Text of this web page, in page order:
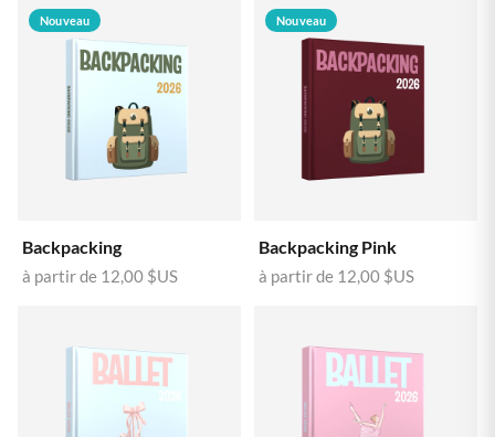
Nouveau
Backpacking
à partir de 12,00 $US
Nouveau
Backpacking Pink
à partir de 12,00 $US